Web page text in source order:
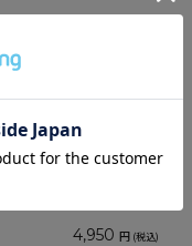
ハグするブラトップ カ
4,950 円 (税込)